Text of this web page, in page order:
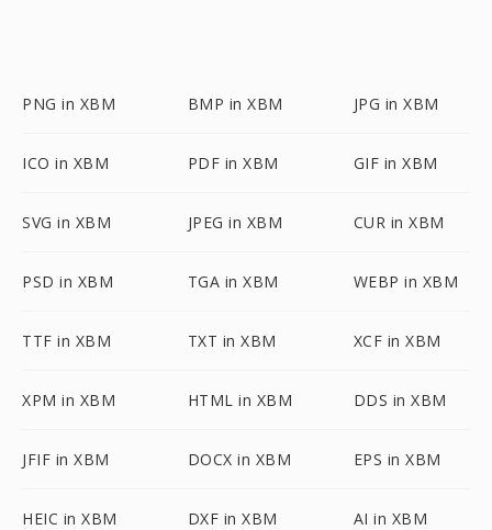
PNG in XBM BMP in XBM JPG in XBM
ICO in XBM PDF in XBM GIF in XBM
SVG in XBM JPEG in XBM CUR in XBM
PSD in XBM TGA in XBM WEBP in XBM
TTF in XBM TXT in XBM XCF in XBM
XPM in XBM HTML in XBM DDS in XBM
JFIF in XBM DOCX in XBM EPS in XBM
HEIC in XBM DXF in XBM AI in XBM